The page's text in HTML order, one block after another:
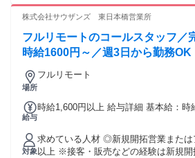
な働き方が可能～★ ＼ ▼定年で暇だから小遣い稼ぎ ▼お子
様の送り迎えの合間に ▼お稽古がない
でのシフトがいい ▼Wワークで他バ
供が小さいから在宅でスキマ時間に ▼
カリ稼ぐ などなど！ 育児優先やプライベートに推し活、 お
稽古優先など、、無理のないシフトでOK！ 自分のライ
イルに合った シフトが可能です！ スキマ時間でも高時給だか
と同世代の仲間もたくさん♪ 安心して
は、 弊社システムの関係で不可となります ・SoftBank 光 ・
インターネット環境条件 ・光回線の方のみ ※下記ネット環境
SoftBank 光 ・SoftBank Air ・OCN光
株式会社サウザンズ 東日本橋営業所
フルリモートのコールスタッフ／
時給1600円～／週3日から勤務OK
場所
フルリモート
給与
時給1,600円以上 給与詳細 基本給：時給
100円ずつUP！ ※最大400円UPまで
については、 別途キャリアアップ相談
対象
求めている人材 ◎新規開拓営業または
以上 ※接客・販売などの経験は新規開拓営業に含みません ◎